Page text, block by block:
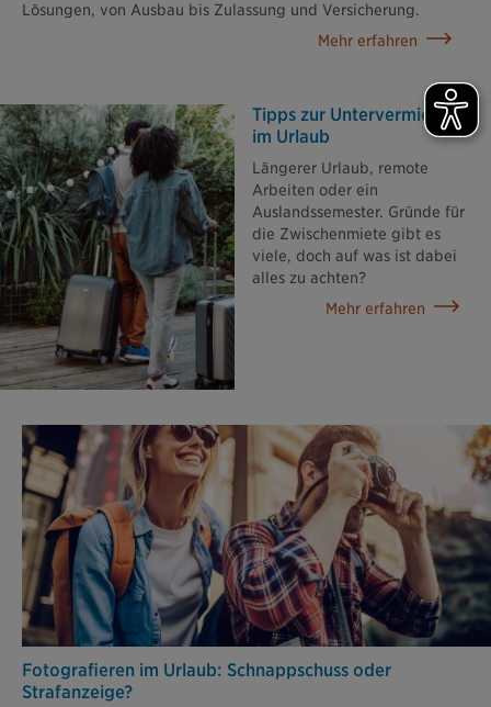
Lösungen, von Ausbau bis Zulassung und Versicherung.
Mehr erfahren
Tipps zur Unterver­mietung
im Urlaub
Längerer Urlaub, remote
Arbeiten oder ein
Auslandssemester. Gründe für
die Zwischenmiete gibt es
viele, doch auf was ist dabei
alles zu achten?
Mehr erfahren
Fotografieren im Urlaub: Schnapp­schuss oder
Strafanzeige?